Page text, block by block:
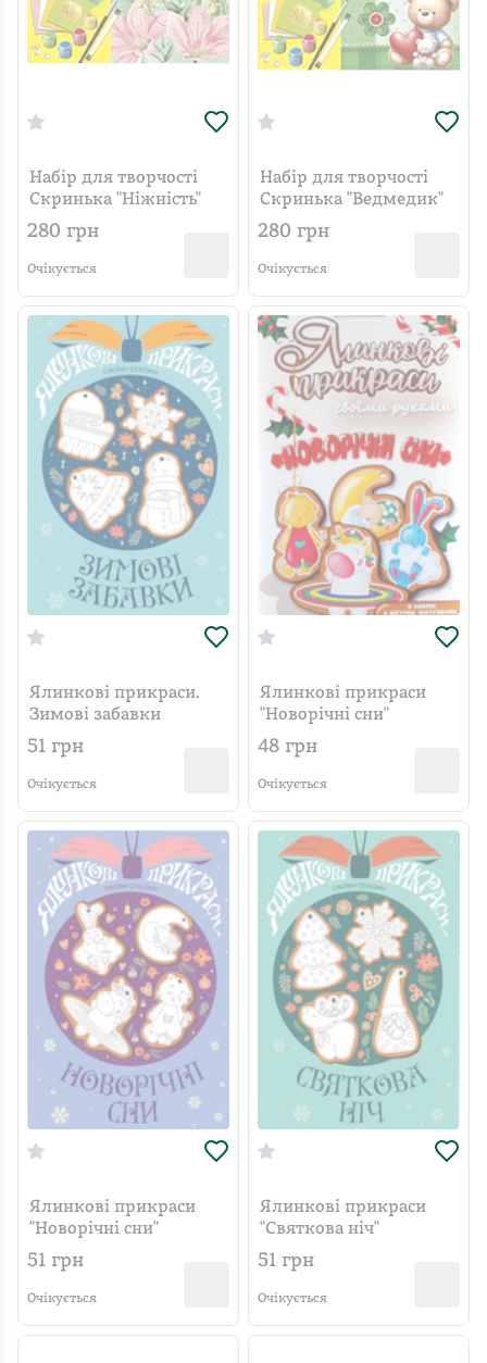
Набір для творчості
Скринька "Ніжність"
280 грн
Очікується
Набір для творчості
Скринька "Ведмедик"
280 грн
Очікується
Ялинкові прикраси.
Зимові забавки
51 грн
Очікується
Ялинкові прикраси
"Новорічні сни"
48 грн
Очікується
Ялинкові прикраси
"Новорічні сни"
51 грн
Очікується
Ялинкові прикраси
"Святкова ніч"
51 грн
Очікується